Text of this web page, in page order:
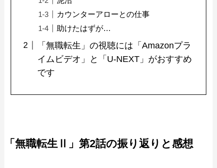
カウンターアローとの仕事
助けたはずが…
「無職転生」の視聴には「Amazonプラ
イムビデオ」と「U-NEXT」がおすすめ
です
「無職転生Ⅱ」第2話の振り返りと感想